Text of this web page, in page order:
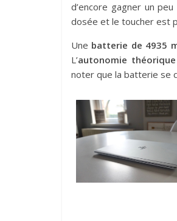
d’encore gagner un
dosée et le toucher est
Une batterie de 4935
L’autonomie
noter que la batterie se